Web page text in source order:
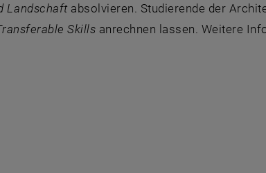
Landschaftabsolvieren. Studierende der
Skills anrechnen lassen. Weitere